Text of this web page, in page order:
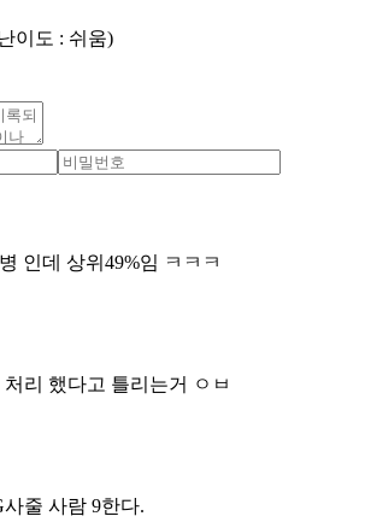
이도 : 쉬움)
인데 상위49%임 ㅋㅋㅋ
리 했다고 틀리는거 ㅇㅂ
줄 사람 9한다.